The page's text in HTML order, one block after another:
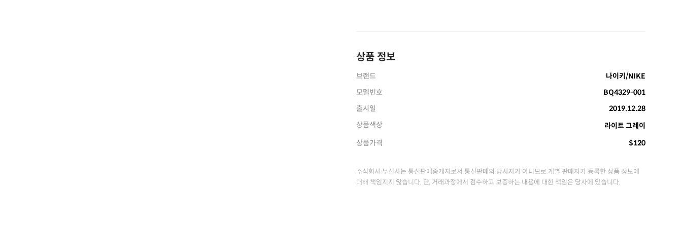
상품 정보
브랜드
나이키/NIKE
모델번호
BQ4329-001
출시일
2019.12.28
상품색상
라이트 그레이
상품가격
$120
주식회사 무신사는 통신판매중개자로서 통신판매의 당사자가 아니므로 개별 판매자가 등록한 상품 정보에
대해 책임지지 않습니다. 단, 거래과정에서 검수하고 보증하는 내용에 대한 책임은 당사에 있습니다.